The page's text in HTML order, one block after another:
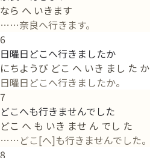
なら へ いきます
……奈良へ行きます。
6
日曜日どこへ行きましたか
にちようび どこ へ いき まし た か
日曜日どこへ行きましたか。
7
どこへも行きませんでした
どこ へ も いき ませ ん でし た
……どこ[へ]も行きませんでした。
8